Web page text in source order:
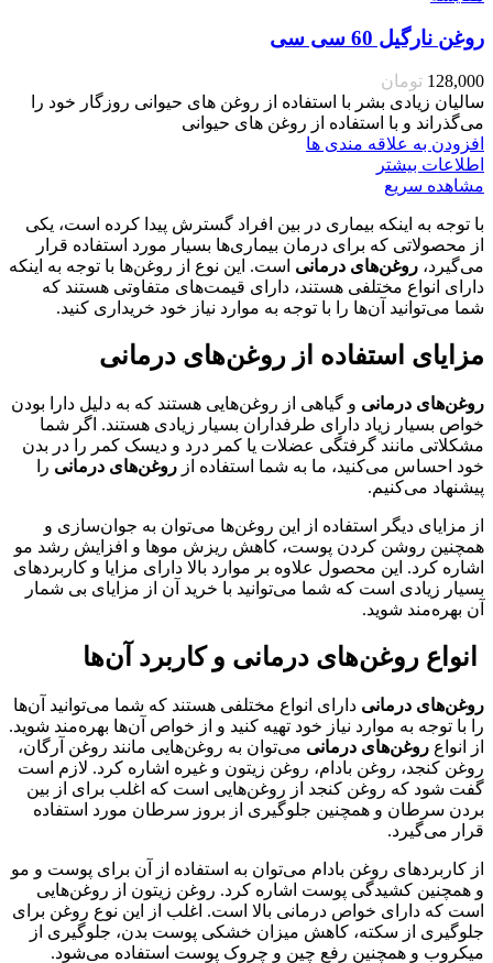
روغن نارگیل 60 سی سی
128,000 تومان
سالیان زیادی بشر با استفاده از روغن های حیوانی روزگار خود را
می‌گذراند و با استفاده از روغن های حیوانی
افزودن به علاقه مندی ها
اطلاعات بیشتر
مشاهده سریع
با توجه به اینکه بیماری در بین افراد گسترش پیدا کرده است، یکی
از محصولاتی که برای درمان بیماری‌ها بسیار مورد استفاده قرار
می‌گیرد، روغن‌های درمانی است. این نوع از روغن‌ها با توجه به اینکه
دارای انواع مختلفی هستند، دارای قیمت‌های متفاوتی هستند که
شما می‌توانید آن‌ها را با توجه به موارد نیاز خود خریداری کنید.
مزایای استفاده از روغن‌های درمانی
روغن‌های درمانی و گیاهی از روغن‌هایی هستند که به دلیل دارا بودن
خواص بسیار زیاد دارای طرفداران بسیار زیادی هستند. اگر شما
مشکلاتی مانند گرفتگی عضلات یا کمر درد و دیسک کمر را در بدن
خود احساس می‌کنید، ما به شما استفاده از روغن‌های درمانی را
پیشنهاد می‌کنیم.
از مزایای دیگر استفاده از این روغن‌ها می‌توان به جوان‌سازی و
همچنین روشن کردن پوست، کاهش ریزش موها و افزایش رشد مو
اشاره کرد. این محصول علاوه بر موارد بالا دارای مزایا و کاربردهای
بسیار زیادی است که شما می‌توانید با خرید آن از مزایای بی شمار
آن بهره‌مند شوید.
انواع روغن‌های درمانی و کاربرد آن‌ها
روغن‌های درمانی دارای انواع مختلفی هستند که شما می‌توانید آن‌ها
را با توجه به موارد نیاز خود تهیه کنید و از خواص آن‌ها بهره‌مند شوید.
از انواع روغن‌های درمانی می‌توان به روغن‌هایی مانند روغن آرگان،
روغن کنجد، روغن بادام، روغن زیتون و غیره اشاره کرد. لازم است
گفت شود که روغن کنجد از روغن‌هایی است که اغلب برای از بین
بردن سرطان و همچنین جلوگیری از بروز سرطان مورد استفاده
قرار می‌گیرد.
از کاربردهای روغن بادام می‌توان به استفاده از آن برای پوست و مو
و همچنین کشیدگی پوست اشاره کرد. روغن زیتون از روغن‌هایی
است که دارای خواص درمانی بالا است. اغلب از این نوع روغن برای
جلوگیری از سکته، کاهش میزان خشکی پوست بدن، جلوگیری از
میکروب و همچنین رفع چین و چروک پوست استفاده می‌شود.